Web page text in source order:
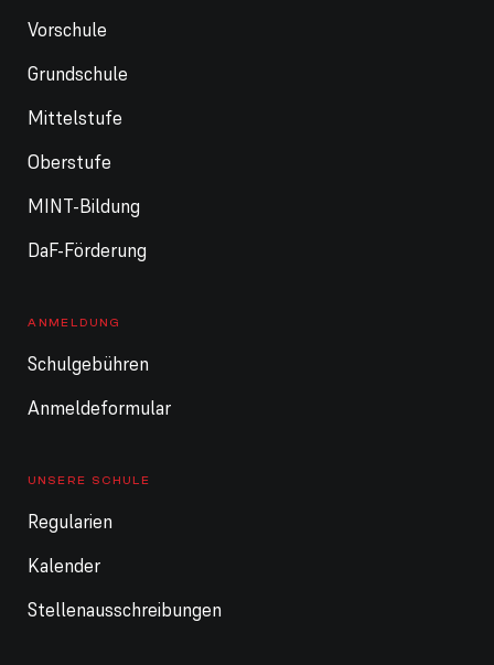
Vorschule
Grundschule
Mittelstufe
Oberstufe
MINT-Bildung
DaF-Förderung
ANMELDUNG
Schulgebühren
Anmeldeformular
UNSERE SCHULE
Regularien
Kalender
Stellenausschreibungen